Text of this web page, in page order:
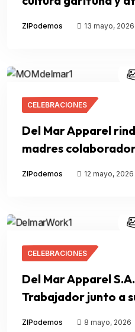
ZIPodemos 13 mayo, 2026
CELEBRACIONES
Del Mar Apparel
madres
ZIPodemos 12 mayo, 2026
CELEBRACIONES
Del Mar Apparel
Trabajador junto a
ZIPodemos 8 mayo, 2026